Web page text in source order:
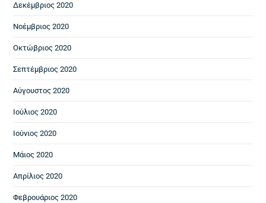
Δεκέμβριος 2020
Νοέμβριος 2020
Οκτώβριος 2020
Σεπτέμβριος 2020
Αύγουστος 2020
Ιούλιος 2020
Ιούνιος 2020
Μάιος 2020
Απρίλιος 2020
Φεβρουάριος 2020